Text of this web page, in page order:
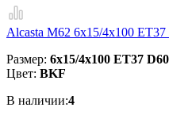
Alcasta M62 6x15/4x100 ET37
Размер: 6x15/4x100 ET37
Цвет: BKF
В наличии:4